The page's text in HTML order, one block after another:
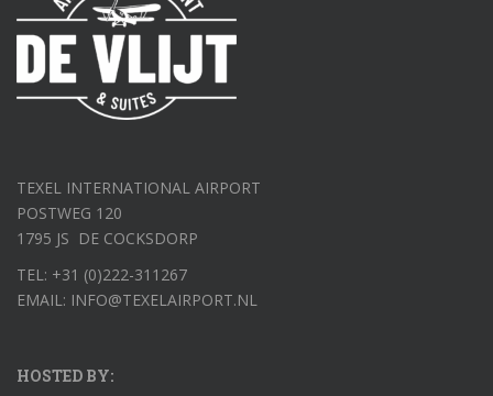
TEXEL INTERNATIONAL AIRPORT
POSTWEG 120
1795 JS DE COCKSDORP
TEL: +31 (0)222-311267
EMAIL: INFO@TEXELAIRPORT.NL
HOSTED BY: